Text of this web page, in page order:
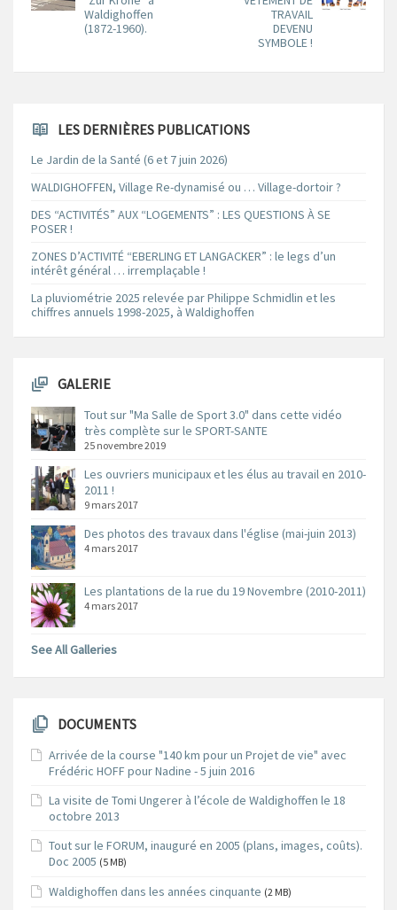
Waldighoffen
(1872-1960).
TRAVAIL
DEVENU
SYMBOLE !
LES DERNIÈRES PUBLICATIONS
Le Jardin de la Santé (6 et 7 juin 2026)
WALDIGHOFFEN, Village Re-dynamisé ou … Village-dortoir ?
DES “ACTIVITÉS” AUX “LOGEMENTS” : LES QUESTIONS À SE
POSER !
ZONES D’ACTIVITÉ “EBERLING ET LANGACKER” : le legs d’un
intérêt général … irremplaçable !
La pluviométrie 2025 relevée par Philippe Schmidlin et les
chiffres annuels 1998-2025, à Waldighoffen
GALERIE
Tout sur "Ma Salle de Sport 3.0" dans cette vidéo
très complète sur le SPORT-SANTE
25 novembre 2019
Les ouvriers municipaux et les élus au travail en 2010-
2011 !
9 mars 2017
Des photos des travaux dans l'église (mai-juin 2013)
4 mars 2017
Les plantations de la rue du 19 Novembre (2010-2011)
4 mars 2017
See All Galleries
DOCUMENTS
Arrivée de la course "140 km pour un Projet de vie" avec
Frédéric HOFF pour Nadine - 5 juin 2016
La visite de Tomi Ungerer à l’école de Waldighoffen le 18
octobre 2013
Tout sur le FORUM, inauguré en 2005 (plans, images, coûts).
Doc 2005 (5 MB)
Waldighoffen dans les années cinquante (2 MB)